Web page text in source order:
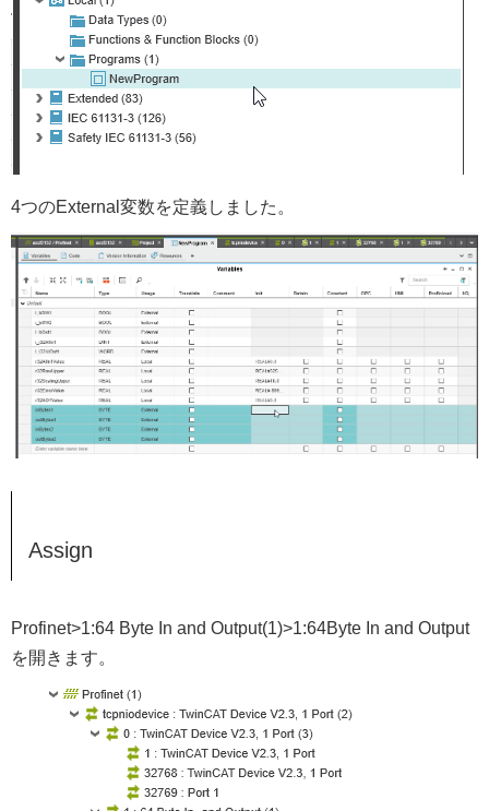
4つのExternal変数を定義しました。
Assign
Profinet>1:64 Byte In and Output(1)>1:64Byte In and Output
を開きます。